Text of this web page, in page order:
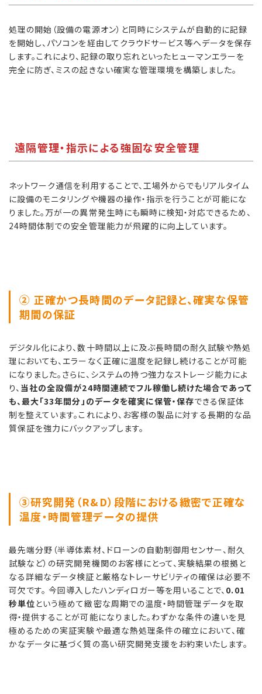
処理の開始（設備の電源オン）と同時にシステムが自動的に記録
を開始し、パソコンを経由してクラウドサービス等へデータを保存
します。これにより、記録の取り忘れといったヒューマンエラーを
完全に防ぎ、ミスの起きない確実な管理環境を構築しました。
遠隔管理・指示による強固な安全管理
ネットワーク通信を利用することで、工場外からでもリアルタイム
に設備のモニタリングや機器の操作・指示を行うことが可能にな
りました。万が一の異常発生時にも瞬時に検知・対応できるため、
24時間体制での安全管理能力が飛躍的に向上しています。
② 正確かつ長時間のデータ記録と、確実な保管
期間の保証
デジタル化により、数十時間以上に及ぶ長時間の耐久試験や熱処
理においても、エラーなく正確に温度を記録し続けることが可能
になりました。さらに、システムの持つ強力なストレージ能力によ
り、 当社の全設備が24時間連続でフル稼働し続けた場合であって
も、最大「33年間分」のデータを確実に保管・保存できる保証体
制を整えています。これにより、お客様の製品に対する長期的な品
質保証を強力にバックアップします。
③研究開発（R&D）段階における緻密で正確な
温度・時間管理データの提供
最先端分野（半導体素材、ドローンの自動制御用センサー、耐久
試験など）の研究開発機関のお客様にとって、実験結果の根拠と
なる詳細なデータ検証と厳格なトレーサビリティの確保は必要不
可欠です。 今回導入したハンディロガー等を用いることで、 0.01
秒単位という極めて緻密な周期での温度・時間管理データを取
得・提供することが可能になりました。わずかな条件の違いを見
極めるための実証実験や最適な熱処理条件の確立において、確
かなデータに基づく質の高い研究開発支援をお約束いたします。